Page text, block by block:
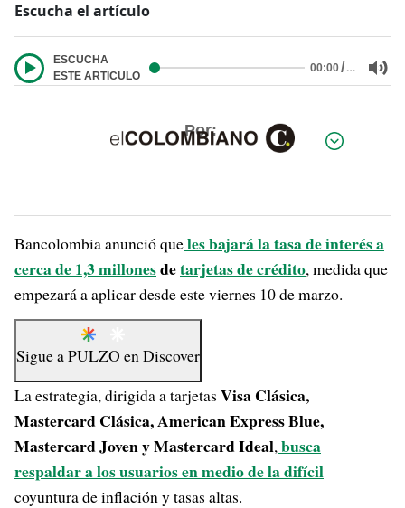
Escucha el artículo
ESCUCHA
ESTE ARTICULO
00:00/…
Por:
Bancolombia anunció queles bajará la tasa de interés a
cerca de 1,3 millonesdetarjetas de crédito, medida que
empezará a aplicar desde este viernes 10 de marzo.
Sigue aPULZO enDiscover
La estrategia, dirigida a tarjetas Visa Clásica,
Mastercard Clásica, American Express Blue,
Mastercard Joven y Mastercard Ideal,busca
respaldar a los usuarios en medio de la difícil
coyuntura de inflación y tasas altas.